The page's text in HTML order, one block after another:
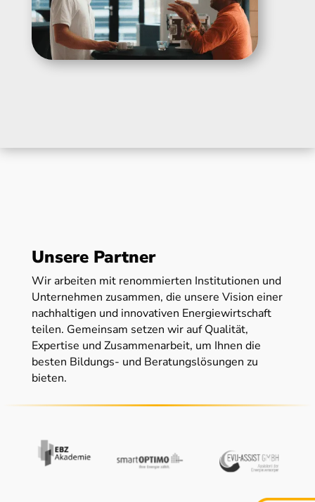
Unsere Partner
Wir arbeiten mit renommierten Institutionen und
Unternehmen zusammen, die unsere Vision einer
nachhaltigen und innovativen Energiewirtschaft
teilen. Gemeinsam setzen wir auf Qualität,
Expertise und Zusammenarbeit, um Ihnen die
besten Bildungs- und Beratungslösungen zu
bieten.